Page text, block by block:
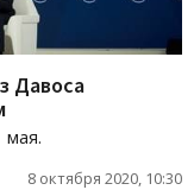
Давоса
8 октября 2020, 10:30